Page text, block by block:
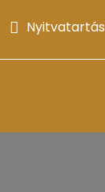
Nyitvatartás